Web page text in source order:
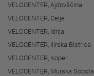
VELOCENTER, Ajdovščina
VELOCENTER, Celje
VELOCENTER, Idrija
VELOCENTER, Ilirska Bistrica
VELOCENTER, Koper
VELOCENTER, Murska Sobota